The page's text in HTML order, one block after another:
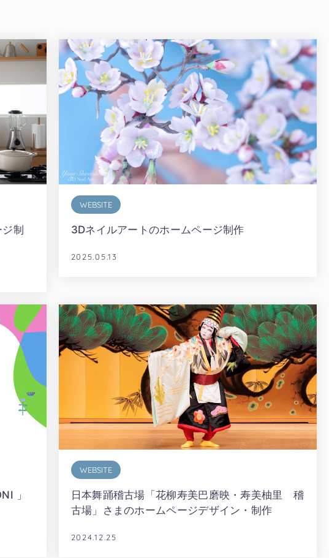
制
WEBSITE
3Dネイルアートのホームページ制作
2025.05.13
」
WEBSITE
日本舞踊稽古場「花柳寿美巴磨映・寿美柚里 稽
古場」さまのホームページデザイン・制作
2024.12.25